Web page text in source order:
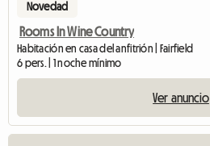
Novedad
Rooms In Wine Country
Habitación en casa del anfitrión | Fairfield
6 pers. | 1 noche mínimo
Ver anuncio